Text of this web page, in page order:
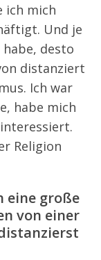
ich mich
Und je
desto
distanziert
Ich war
habe mich
Religion
eine große
von einer